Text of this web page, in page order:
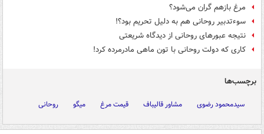
مرغ بازهم گران می‌شود؟
سوءتدبیر روحانی هم به دلیل تحریم بود؟!
نتیجه عبورهای روحانی از دیدگاه شریعتی
کاری که دولت روحانی با تون ماهی مادرمرده کرد!
برچسب‌ها
سیدمحمود رضوی مشاور قالیباف قیمت مرغ میگو روحانی